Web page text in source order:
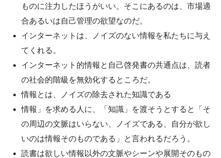
ものに注力したほうがいい。そこにあるのは、市場適
合あるいは自己管理の欲望なのだ。
インターネットは、ノイズのない情報を私たちに与え
てくれる。
インターネット的情報と自己啓発書の共通点は、読者
の社会的階級を無効化するところだ。
情報とは、ノイズの除去された知識である
情報」を求める人に、「知識」を渡そうとすると「そ
の周辺の文脈はいらない、ノイズである、自分が欲し
いのは情報そのものである」と言われるだろう。
読書は欲しい情報以外の文脈やシーンや展開そのもの